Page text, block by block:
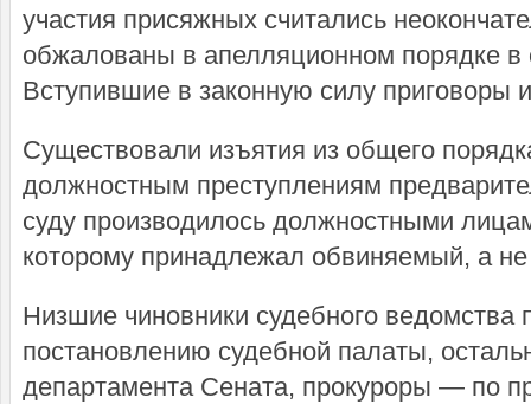
участия присяжных считались
обжалованы в апелляционном порядке в
Вступившие в законную силу приговоры
Существовали изъятия из общего
должностным преступлениям
суду производилось должностными
которому принадлежал обвиняемый, а
Низшие чиновники судебного ведомства
постановлению судебной палаты,
департамента Сената, прокуроры — по